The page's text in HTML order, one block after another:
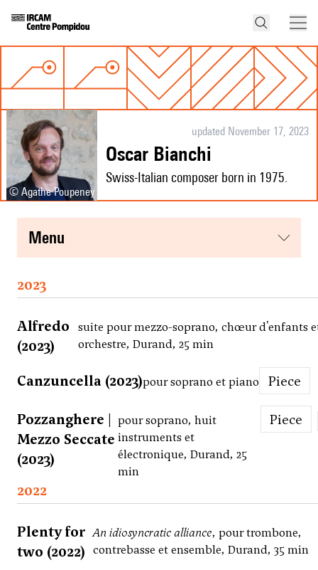
© Agathe Poupeney
updated November 17, 2023
Oscar Bianchi
Swiss-Italian composer born in 1975.
menu
2023
Alfredo
(2023)
suite pour mezzo-soprano, chœur d'enfants
orchestre, Durand, 25 min
Canzuncella (2023)pour soprano et piano Piece
Pozzanghere |
Mezzo Seccate
(2023)
pour soprano, huit
instruments et
électronique, Durand, 25
min
Piece
2022
Plenty for
two (2022)
An idiosyncratic alliance, pour trombone,
contrebasse et ensemble, Durand, 35 min